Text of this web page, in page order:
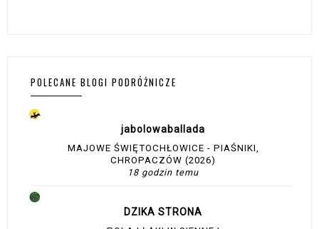
POLECANE BLOGI PODRÓŻNICZE
jabolowaballada
MAJOWE ŚWIĘTOCHŁOWICE - PIAŚNIKI,
CHROPACZÓW (2026)
18 godzin temu
DZIKA STRONA